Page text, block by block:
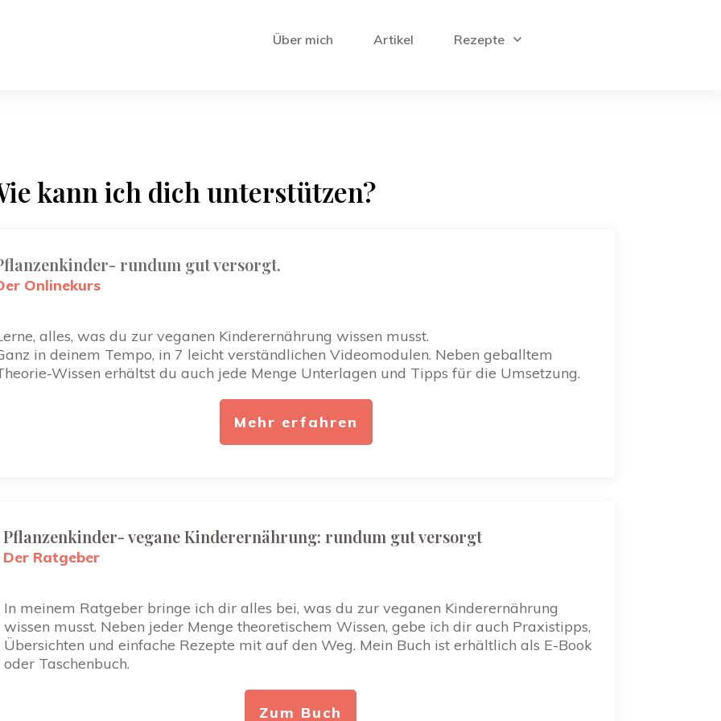
Über mich Artikel Rezepte
kann ich dich unterstützen?
rundum gut versorgt.
Onlinekurs
alles, was du zur veganen Kinderernährung wissen musst.
in deinem Tempo, in 7 leicht verständlichen Videomodulen. Neben geballtem
Wissen erhältst du auch jede Menge Unterlagen und Tipps für die Umsetzung.
Mehr erfahren
Pflanzenkinder- vegane Kinderernährung: rundum gut versorgt
Der Ratgeber
In meinem Ratgeber bringe ich dir alles bei, was du zur veganen Kinderernährung
wissen musst. Neben jeder Menge theoretischem Wissen, gebe ich dir auch Praxistipps,
Übersichten und einfache Rezepte mit auf den Weg. Mein Buch ist erhältlich als E-Book
oder Taschenbuch.
Zum Buch